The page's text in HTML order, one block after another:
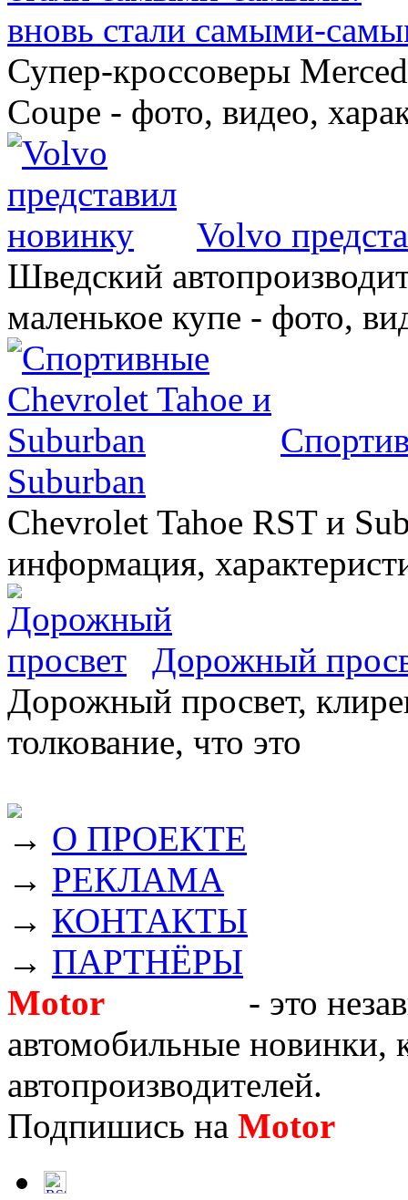
вновь стали самыми-
Супер-кроссоверы
Coupe - фото, видео,
Volvo
Шведский
маленькое купе - фото,
Suburban
Chevrolet Tahoe RST и
информация,
Дорожный
Дорожный просвет,
толкование, что это
→ О ПРОЕКТЕ
→ РЕКЛАМА
→ КОНТАКТЫ
→ ПАРТНЁРЫ
Motor
- это
автомобильные новинки,
автопроизводителей.
Подпишись на Motor